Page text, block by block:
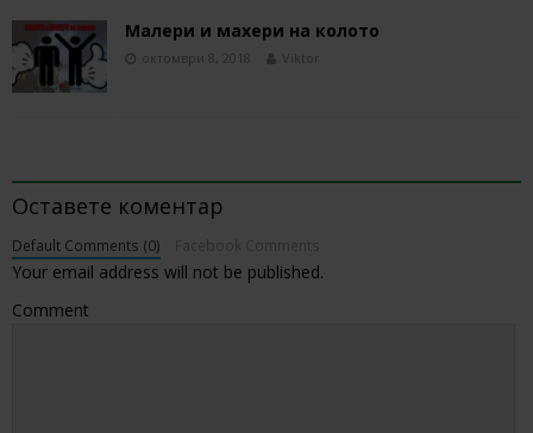
Малери и махери на колото
октомври 8, 2018 Viktor
Оставете коментар
Default Comments (0)
Your email address will not be published.
Comment